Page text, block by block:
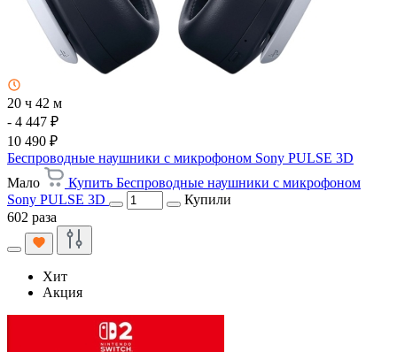
20 ч 42 м
- 4 447 ₽
10 490 ₽
Беспроводные наушники с микрофоном Sony PULSE 3D
Мало
Купить Беспроводные наушники с микрофоном
Sony PULSE 3D
Купили
602 раза
Хит
Акция